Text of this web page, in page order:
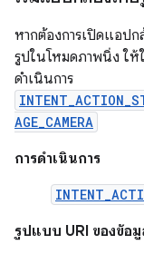
หากต้องการเปิดแอปก
รูปในโหมดภาพนิ่ง ให้
ดำเนินการ
AGE_CAMERA
การดำเนินการ
รูปแบบ URI ของข้อ